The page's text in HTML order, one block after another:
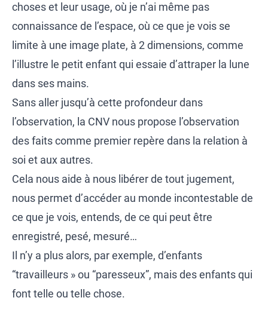
choses et leur usage, où je n’ai même pas
connaissance de l’espace, où ce que je vois se
limite à une image plate, à 2 dimensions, comme
l’illustre le petit enfant qui essaie d’attraper la lune
dans ses mains.
Sans aller jusqu’à cette profondeur dans
l’observation, la CNV nous propose l’observation
des faits comme premier repère dans la relation à
soi et aux autres.
Cela nous aide à nous libérer de tout jugement,
nous permet d’accéder au monde incontestable de
ce que je vois, entends, de ce qui peut être
enregistré, pesé, mesuré…
Il n’y a plus alors, par exemple, d’enfants
“travailleurs » ou “paresseux”, mais des enfants qui
font telle ou telle chose.